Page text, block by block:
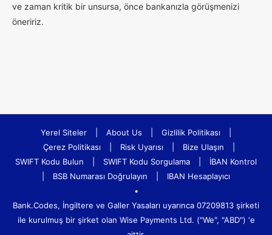
ve zaman kritik bir unsursa, önce bankanızla görüşmenizi
öneririz.
Yerel Siteler About Us Gizlilik Politikası
Çerez Politikası
Risk Uyarısı Bize Ulaşın
SWIFT Kodu Bulun
SWIFT Kodu Sorgulama
İBAN Kontrol
BSB Numarası Doğrulayın
IBAN Hesaplayıcı
•
Bank.Codes, İngiltere ve Galler Yasaları uyarınca 07209813 şirketi
ile kurulmuş bir şirket olan Wise Payments Ltd. ("We", "ABD") 'e